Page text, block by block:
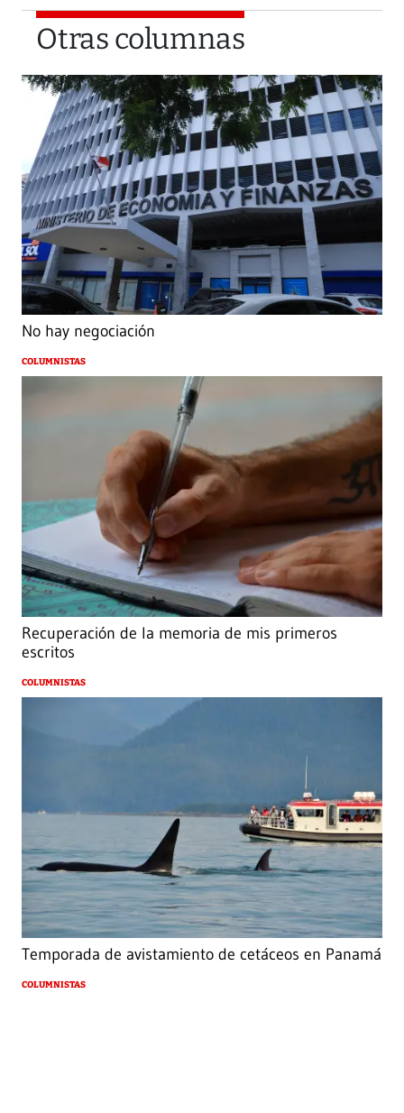
Otras columnas
No hay negociación
COLUMNISTAS
Recuperación de la memoria de mis primeros
escritos
COLUMNISTAS
Temporada de avistamiento de cetáceos en Panamá
COLUMNISTAS